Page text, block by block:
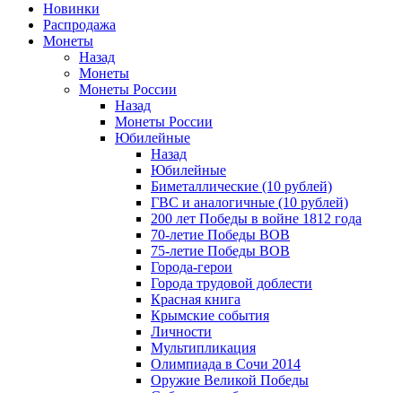
Новинки
Распродажа
Монеты
Назад
Монеты
Монеты России
Назад
Монеты России
Юбилейные
Назад
Юбилейные
Биметаллические (10 рублей)
ГВС и аналогичные (10 рублей)
200 лет Победы в войне 1812 года
70-летие Победы ВОВ
75-летие Победы ВОВ
Города-герои
Города трудовой доблести
Красная книга
Крымские события
Личности
Мультипликация
Олимпиада в Сочи 2014
Оружие Великой Победы